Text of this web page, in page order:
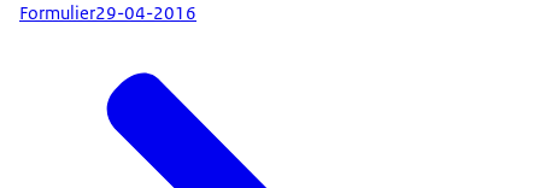
Formulier29-04-2016